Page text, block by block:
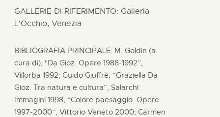
GALLERIE DI RIFERIMENTO: Galleria
L'Occhio, Venezia
BIBLIOGRAFIA PRINCIPALE: M. Goldin (a
cura di), "Da Gioz. Opere 1988-1992”,
Villorba 1992; Guido Giuffrè, “Graziella Da
Gioz. Tra natura e cultura”, Salarchi
Immagini 1998; “Colore paesaggio. Opere
1997-2000”, Vittorio Veneto 2000; Carmen